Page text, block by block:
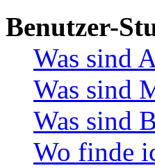
Benutzer-
Was sind
Was sind
Was sind
Wo finde